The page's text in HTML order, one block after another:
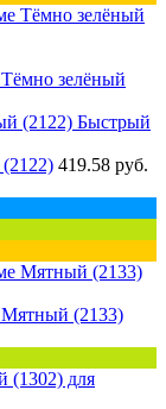
зелёный
Быстрый
419.58 руб.
(2133)